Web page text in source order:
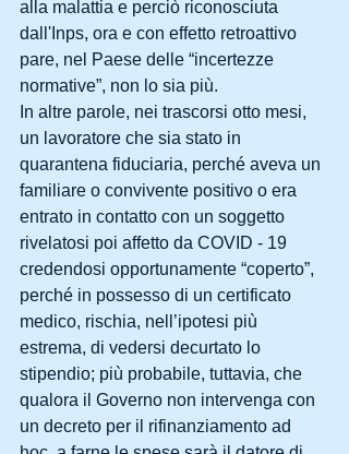
alla malattia e perciò riconosciuta
dall'Inps, ora e con effetto retroattivo
pare, nel Paese delle “incertezze
normative”, non lo sia più.
In altre parole, nei trascorsi otto mesi,
un lavoratore che sia stato in
quarantena fiduciaria, perché aveva un
familiare o convivente positivo o era
entrato in contatto con un soggetto
rivelatosi poi affetto da COVID - 19
credendosi opportunamente “coperto”,
perché in possesso di un certificato
medico, rischia, nell’ipotesi più
estrema, di vedersi decurtato lo
stipendio; più probabile, tuttavia, che
qualora il Governo non intervenga con
un decreto per il rifinanziamento ad